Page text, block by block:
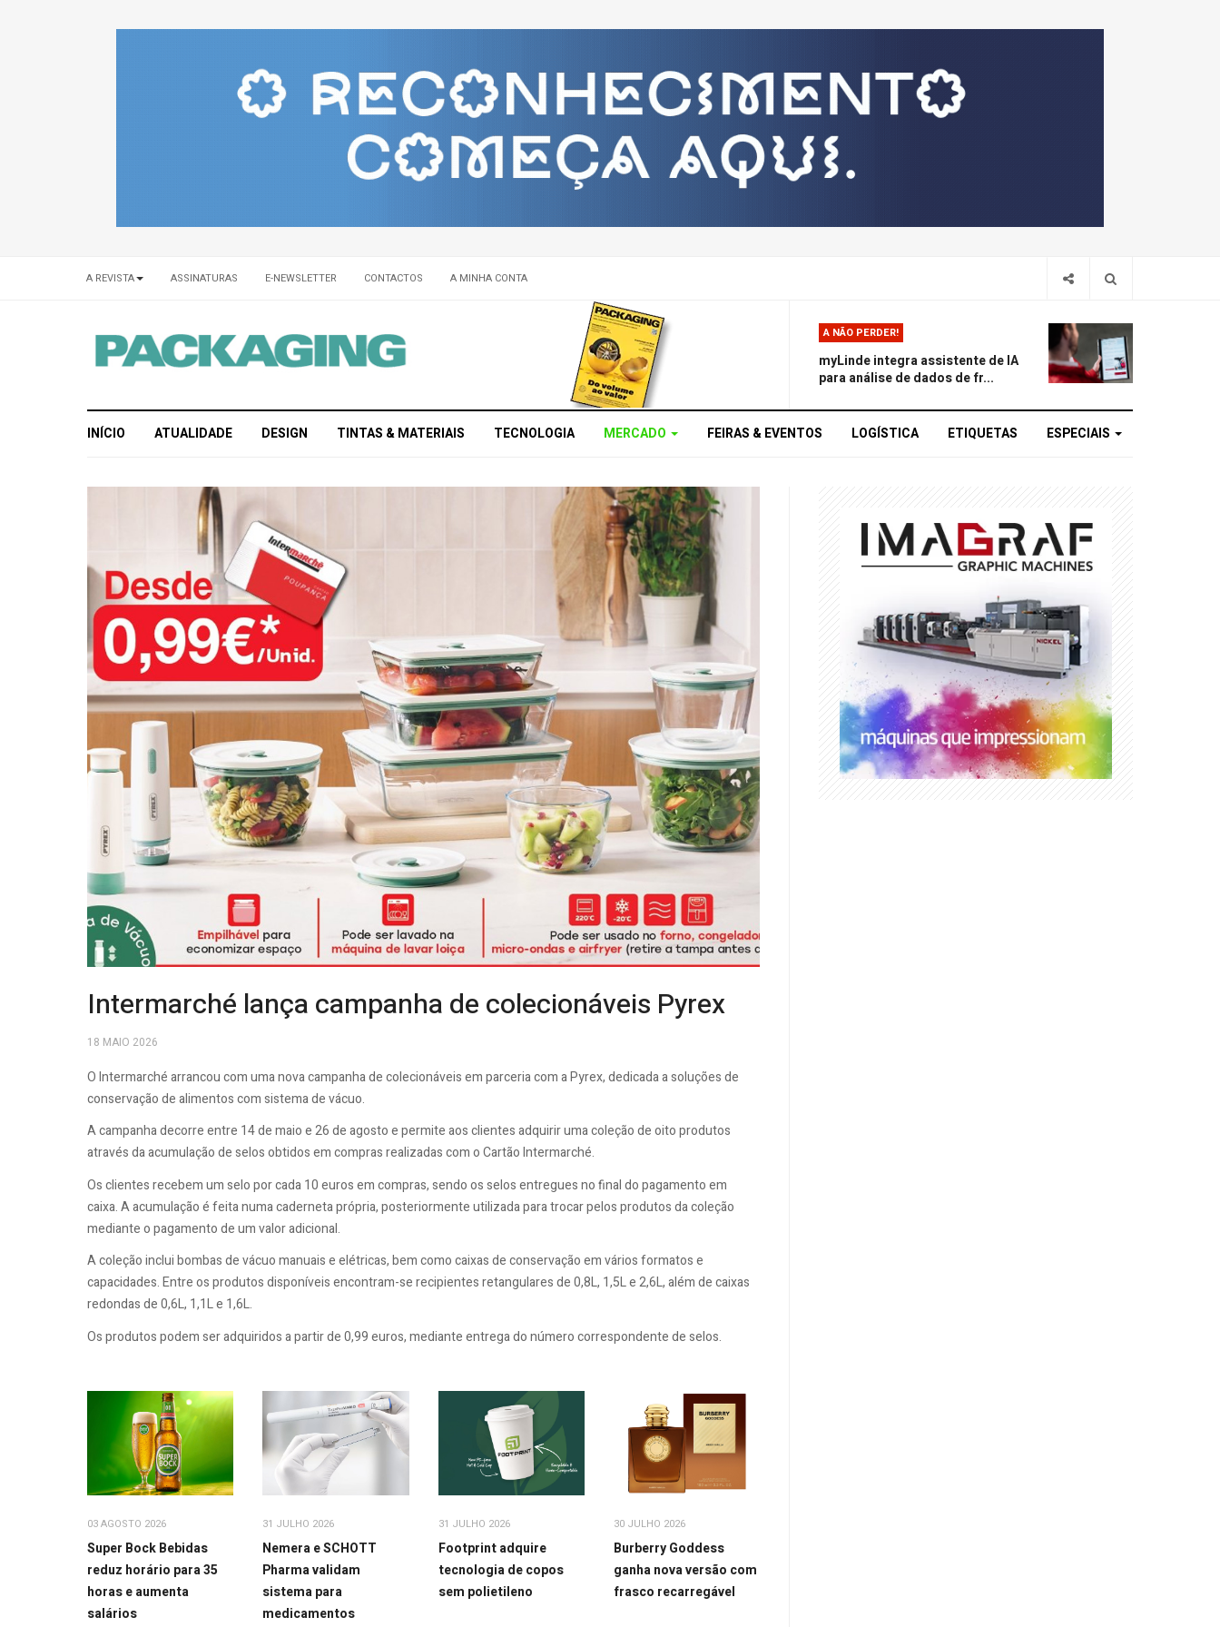
A REVISTA ASSINATURAS E-NEWSLETTER CONTACTOS A MINHA CONTA
A NÃO PERDER!
myLinde integra assistente de IA
para análise de dados de fr...
INÍCIO ATUALIDADE DESIGN TINTAS & MATERIAIS TECNOLOGIA MERCADO FEIRAS & EVENTOS LOGÍSTICA ETIQUETAS ESPECIAIS
Intermarché lança campanha de colecionáveis Pyrex
18 MAIO 2026
O Intermarché arrancou com uma nova campanha de colecionáveis em parceria com a Pyrex, dedicada a soluções de
conservação de alimentos com sistema de vácuo.
A campanha decorre entre 14 de maio e 26 de agosto e permite aos clientes adquirir uma coleção de oito produtos
através da acumulação de selos obtidos em compras realizadas com o Cartão Intermarché.
Os clientes recebem um selo por cada 10 euros em compras, sendo os selos entregues no final do pagamento em
caixa. A acumulação é feita numa caderneta própria, posteriormente utilizada para trocar pelos produtos da coleção
mediante o pagamento de um valor adicional.
A coleção inclui bombas de vácuo manuais e elétricas, bem como caixas de conservação em vários formatos e
capacidades. Entre os produtos disponíveis encontram-se recipientes retangulares de 0,8L, 1,5L e 2,6L, além de caixas
redondas de 0,6L, 1,1L e 1,6L.
Os produtos podem ser adquiridos a partir de 0,99 euros, mediante entrega do número correspondente de selos.
03 AGOSTO 2026
Super Bock Bebidas
reduz horário para 35
horas e aumenta
salários
31 JULHO 2026
Nemera e SCHOTT
Pharma validam
sistema para
medicamentos
31 JULHO 2026
Footprint adquire
tecnologia de copos
sem polietileno
30 JULHO 2026
Burberry Goddess
ganha nova versão com
frasco recarregável